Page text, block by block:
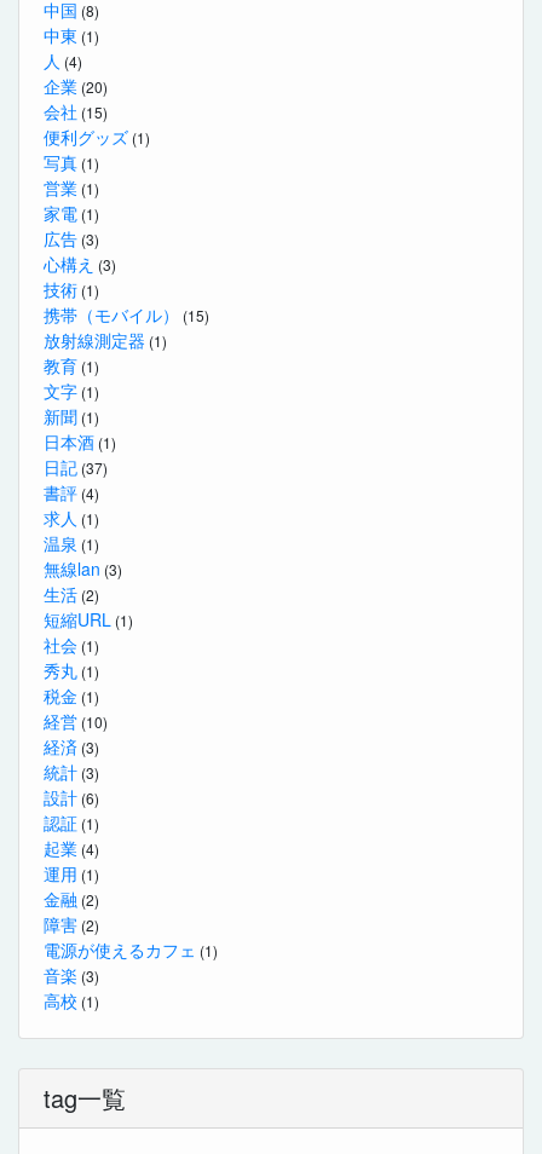
中国 (8)
中東 (1)
人 (4)
企業 (20)
会社 (15)
便利グッズ (1)
写真 (1)
営業 (1)
家電 (1)
広告 (3)
心構え (3)
技術 (1)
携帯（モバイル） (15)
放射線測定器 (1)
教育 (1)
文字 (1)
新聞 (1)
日本酒 (1)
日記 (37)
書評 (4)
求人 (1)
温泉 (1)
無線lan (3)
生活 (2)
短縮URL (1)
社会 (1)
秀丸 (1)
税金 (1)
経営 (10)
経済 (3)
統計 (3)
設計 (6)
認証 (1)
起業 (4)
運用 (1)
金融 (2)
障害 (2)
電源が使えるカフェ (1)
音楽 (3)
高校 (1)
tag一覧